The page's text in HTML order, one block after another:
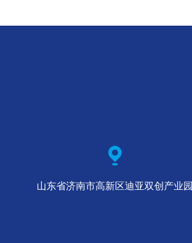
山东省济南市高新区迪亚双创产业园